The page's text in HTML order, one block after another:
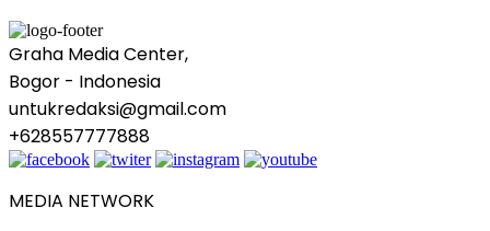
Graha Media Center,
Bogor - Indonesia
untukredaksi@gmail.com
+628557777888
MEDIA NETWORK